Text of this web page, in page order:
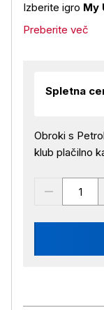
Izberite igro My
Preberite več
Spletna
Obroki s
klub plačilno